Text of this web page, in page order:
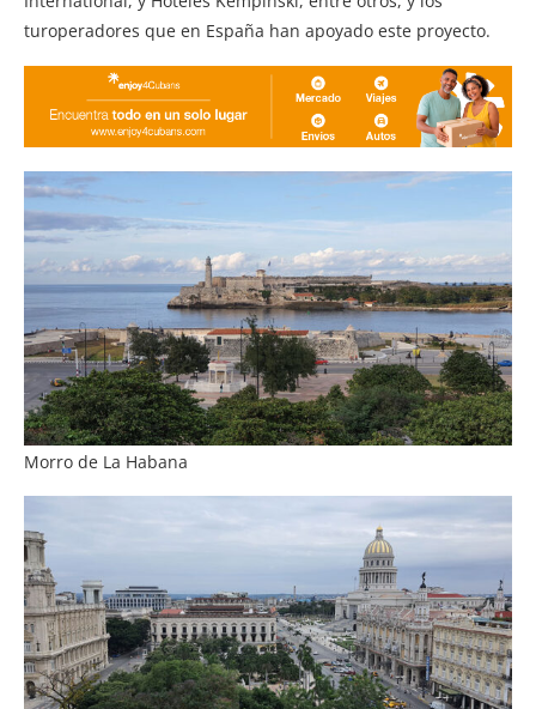
turoperadores que en España han apoyado este proyecto.
Morro de La Habana